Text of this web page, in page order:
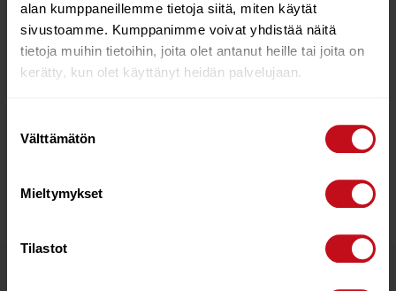
alan kumppaneillemme tietoja siitä, miten käytät
sivustoamme. Kumppanimme voivat yhdistää näitä
tietoja muihin tietoihin, joita olet antanut heille tai joita on
kerätty, kun olet käyttänyt heidän palvelujaan.
valinta
Välttämätön
Mieltymykset
Tilastot
got even better.
Admiral Blue is a soft navy with cool grey lining.
changing robes with market-leading technical specs.
Recommended user height: 5’0″ – 5’3″